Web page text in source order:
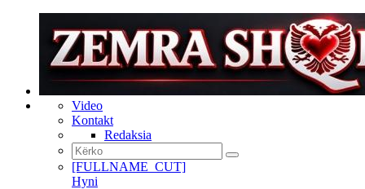
Video
Kontakt
Redaksia
[FULLNAME_CUT]
Hyni